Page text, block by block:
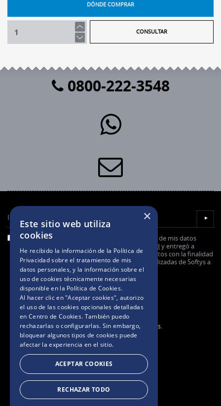
DÓNDE COMPRAR
CONSULTAR
0800-222-3548
Ingresá tu email
He leído y entiendo la información sobre el uso de mis datos
Política de Privacidad y entregó a
Softys mi consentimiento para el uso de mis datos con la finalidad
de recibir comunicaciones comerciales personalizadas de Softys a
través de email.
▼
2025. Todos los derechos reservados.
POLÍTICAS DE PRIVACIDAD
AVISO DE COOKIES
×
Este sitio web utiliza
cookies
He recibido la información de la Política de
Privacidadsobre el tratamiento de mis
datos personales, y la información sobre el
uso de cookies técnicamente necesarias
disponible en la Política de Cookies.
Al hacer clic en "Aceptar cookies", autorizo
el uso de las cookies opcionales detalladas
en Centro de Cookies. También puedo
rechazarlas o configurarlas. Sin embargo,
bloquear algunos tipos de cookies puede
afectar la experiencia en el sitio.
ACEPTAR COOKIES
RECHAZAR TODO